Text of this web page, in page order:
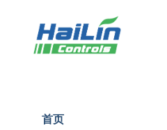
首页